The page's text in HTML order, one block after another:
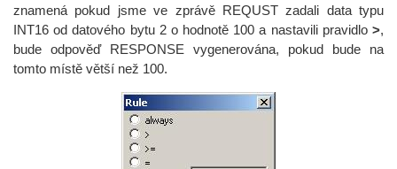
znamená pokud jsme ve zprávě REQUST zadali data typu
INT16 od datového bytu 2 o hodnotě 100 a nastavili pravidlo >,
bude odpověď RESPONSE vygenerována, pokud bude na
tomto místě větší než 100.